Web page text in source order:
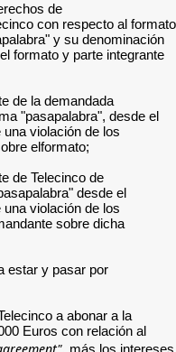
de
con respecto al formato
y su denominación
formato y parte integrante
de la demandada
"pasapalabra", desde el
violación de los
elformato;
de Telecinco de
desde el
violación de los
sobre dicha
estar y pasar por
a abonar a la
Euros con relación al